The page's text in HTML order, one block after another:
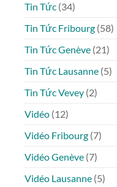
Tin Tức (34)
Tin Tức Fribourg (58)
Tin Tức Genève (21)
Tin Tức Lausanne (5)
Tin Tức Vevey (2)
Vidéo (12)
Vidéo Fribourg (7)
Vidéo Genève (7)
Vidéo Lausanne (5)